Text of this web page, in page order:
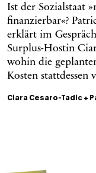
Ist der Sozialstaat
finanzierbar«?
erklärt im
Surplus-Hostin
wohin die
Kosten stattdessen
Ciara Cesaro-Tadic +